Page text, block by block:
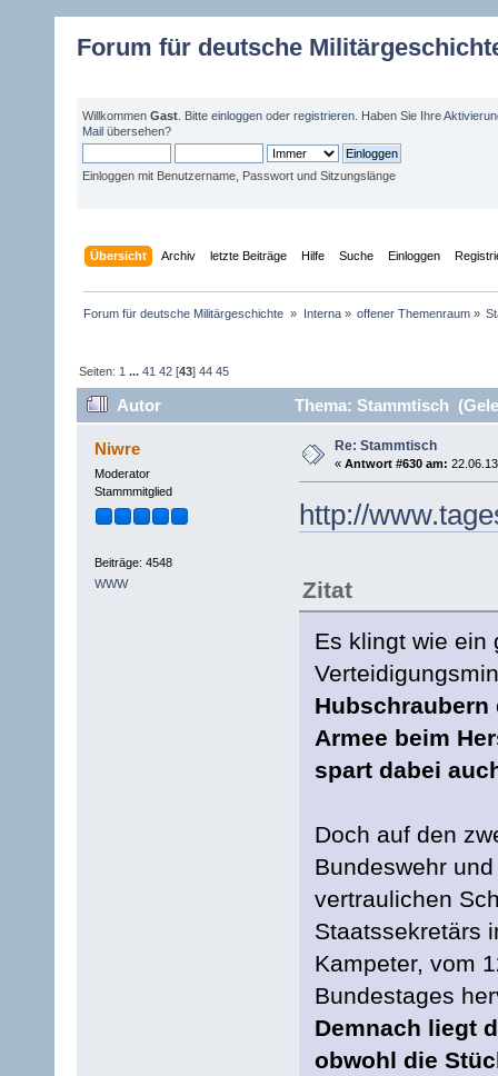
Forum für deutsche
Willkommen Gast . Bitte einloggen oder registrieren . Haben Sie Ihre
Mail übersehen?
Einloggen mit Benutzername, Passwort und Sitzungslänge
Übersicht Archiv letzte Beiträge Hilfe Suche Einloggen
Forum für deutsche Militärgeschichte » Interna» offener Themenraum»
Seiten: 1 ...41 42 [43]44 45
Autor Thema: Stammtisch
Niwre
Moderator
Stammmitglied
Beiträge: 4548
WWW
Re: Stammtisch
« Antwort #630 am:
http://
Zitat
Es klingt wie ein
Hubschraubern
Armee beim
spart dabei
Doch auf den
Bundeswehr
vertraulichen
Staatssekretärs
Kampeter, vom
Bundestages
Demnach liegt
obwohl die